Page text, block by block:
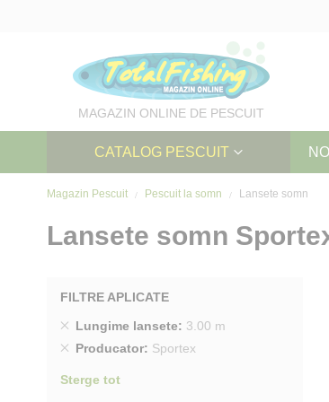
MAGAZIN ONLINE DE PESCUIT
CATALOG PESCUIT
Magazin Pescuit Pescuit la somn Lansete somn
Lansete somn
FILTRE APLICATE
Lungime lansete
3.00 m
Sterge
produs
Producator Sportex
Sterge
Sterge tot